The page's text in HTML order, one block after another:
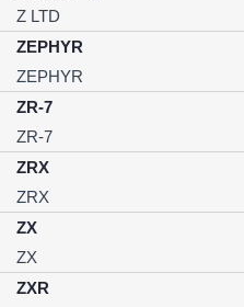
Z LTD
ZEPHYR
ZEPHYR
ZR-7
ZR-7
ZRX
ZRX
ZX
ZX
ZXR